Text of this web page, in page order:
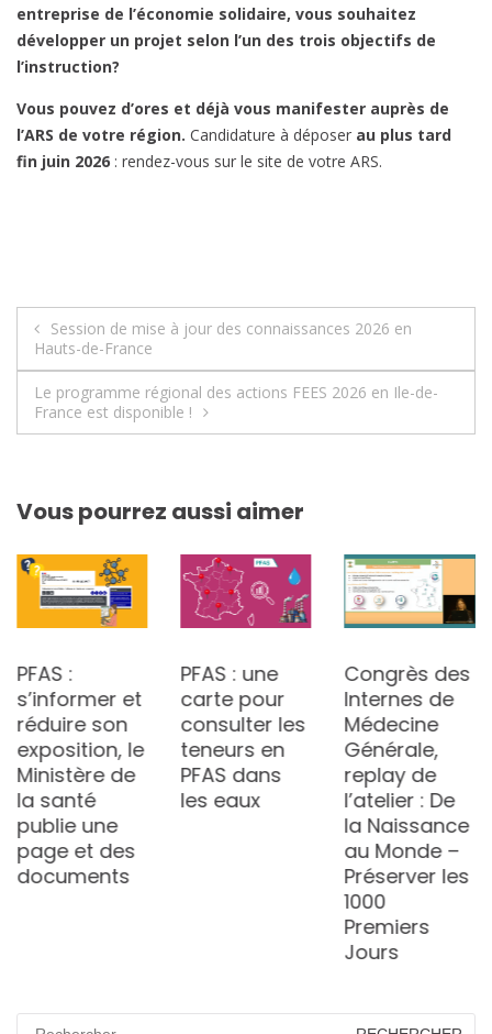
entreprise de l’économie solidaire, vous souhaitez
développer un projet selon l’un des trois objectifs de
l’instruction?
Vous pouvez d’ores et déjà vous manifester auprès de
l’ARS de votre région. Candidature à déposer au plus tard
fin juin 2026 : rendez-vous sur le site de votre ARS.
Navigation
de
l’article
Session de mise à jour des connaissances 2026 en
Hauts-de-France
Le programme régional des actions FEES 2026 en Ile-de-
France est disponible !
Vous pourrez aussi aimer
PFAS :
s’informer et
réduire son
exposition, le
Ministère de
la santé
publie une
page et des
documents
PFAS : une
carte pour
consulter les
teneurs en
PFAS dans
les eaux
Congrès des
Internes de
Médecine
Générale,
replay de
l’atelier : De
la Naissance
au Monde –
Préserver les
1000
Premiers
Jours
Rechercher :